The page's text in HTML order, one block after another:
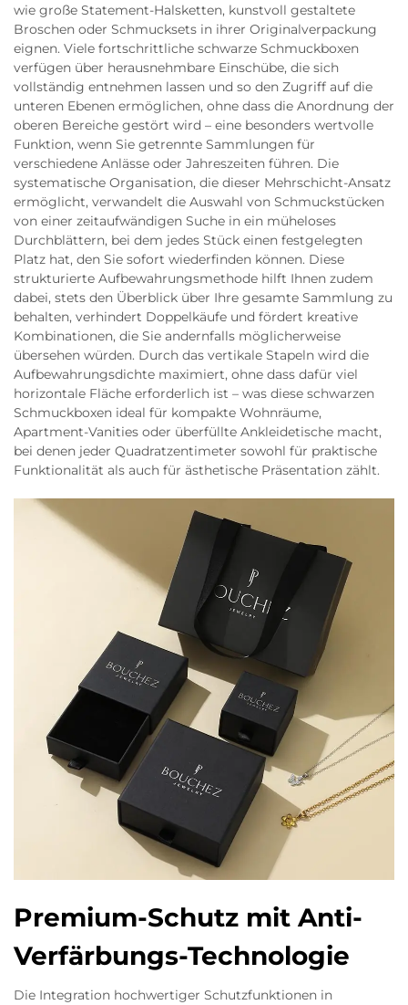
wie große Statement-Halsketten, kunstvoll gestaltete
Broschen oder Schmucksets in ihrer Originalverpackung
eignen. Viele fortschrittliche schwarze Schmuckboxen
verfügen über herausnehmbare Einschübe, die sich
vollständig entnehmen lassen und so den Zugriff auf die
unteren Ebenen ermöglichen, ohne dass die Anordnung der
oberen Bereiche gestört wird – eine besonders wertvolle
Funktion, wenn Sie getrennte Sammlungen für
verschiedene Anlässe oder Jahreszeiten führen. Die
systematische Organisation, die dieser Mehrschicht-Ansatz
ermöglicht, verwandelt die Auswahl von Schmuckstücken
von einer zeitaufwändigen Suche in ein müheloses
Durchblättern, bei dem jedes Stück einen festgelegten
Platz hat, den Sie sofort wiederfinden können. Diese
strukturierte Aufbewahrungsmethode hilft Ihnen zudem
dabei, stets den Überblick über Ihre gesamte Sammlung zu
behalten, verhindert Doppelkäufe und fördert kreative
Kombinationen, die Sie andernfalls möglicherweise
übersehen würden. Durch das vertikale Stapeln wird die
Aufbewahrungsdichte maximiert, ohne dass dafür viel
horizontale Fläche erforderlich ist – was diese schwarzen
Schmuckboxen ideal für kompakte Wohnräume,
Apartment-Vanities oder überfüllte Ankleidetische macht,
bei denen jeder Quadratzentimeter sowohl für praktische
Funktionalität als auch für ästhetische Präsentation zählt.
Premium-Schutz mit Anti-
Verfärbungs-Technologie
Die Integration hochwertiger Schutzfunktionen in